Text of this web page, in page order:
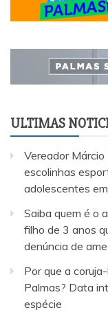
ULTIMAS
Vereador
escolinhas
adolescentes
Saiba quem é o
filho de 3 anos
denúncia de
Por que a
Palmas? Data
espécie